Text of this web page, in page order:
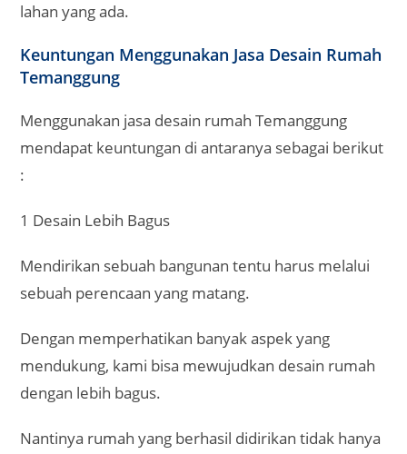
lahan yang ada.
Keuntungan Menggunakan Jasa Desain Rumah
Temanggung
Menggunakan jasa desain rumah Temanggung
mendapat keuntungan di antaranya sebagai berikut
:
1 Desain Lebih Bagus
Mendirikan sebuah bangunan tentu harus melalui
sebuah perencaan yang matang.
Dengan memperhatikan banyak aspek yang
mendukung, kami bisa mewujudkan desain rumah
dengan lebih bagus.
Nantinya rumah yang berhasil didirikan tidak hanya